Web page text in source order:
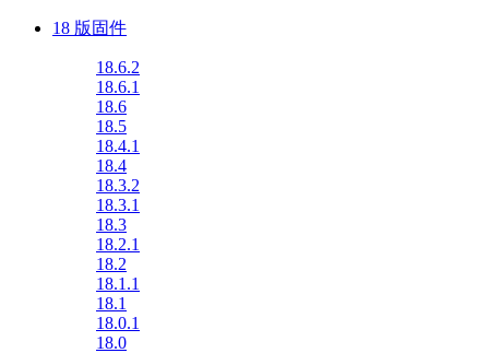
18 版固件
18.6.2
18.6.1
18.6
18.5
18.4.1
18.4
18.3.2
18.3.1
18.3
18.2.1
18.2
18.1.1
18.1
18.0.1
18.0